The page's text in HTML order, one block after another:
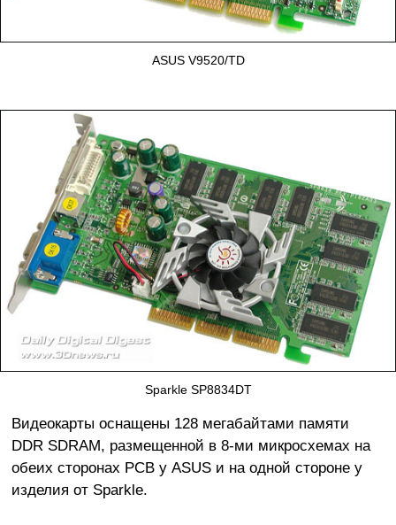
ASUS V9520/TD
Sparkle SP8834DT
Видеокарты оснащены 128 мегабайтами памяти
DDR SDRAM, размещенной в 8-ми микросхемах на
обеих сторонах PCB у ASUS и на одной стороне у
изделия от Sparkle.